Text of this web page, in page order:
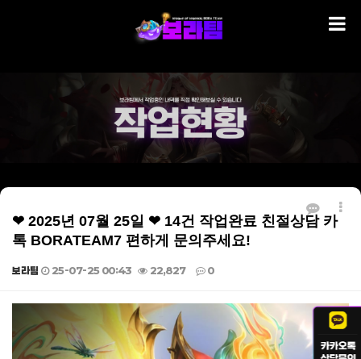
❤ 2025년 07월 25일 ❤ 14건 작업완료 친절상담 카
톡 BORATEAM7 편하게 문의주세요!
보라팀 25-07-25 00:43 22,827 0